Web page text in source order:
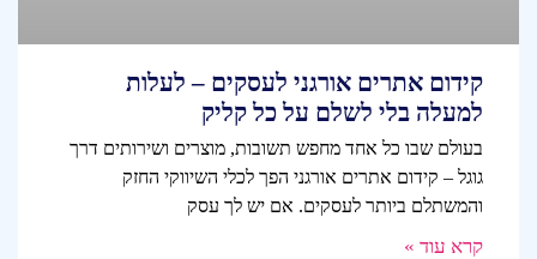
קידום אתרים אורגני לעסקים – לעלות
למעלה בלי לשלם על כל קליק
בעולם שבו כל אחד מחפש תשובות, מוצרים ושירותים דרך
גוגל – קידום אתרים אורגני הפך לכלי השיווקי החזק
והמשתלם ביותר לעסקים. אם יש לך עסק
קרא עוד »